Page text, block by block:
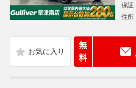
保証
住所
無
料